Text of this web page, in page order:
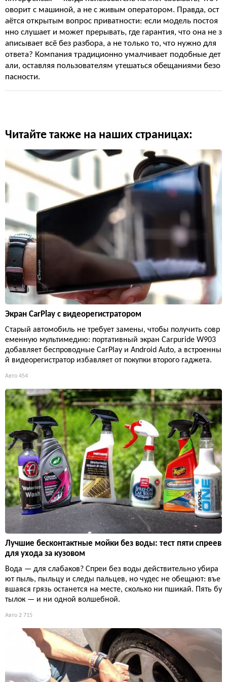
оворит с машиной, а не с живым оператором. Правда, ост
аётся открытым вопрос приватности: если модель постоя
нно слушает и может прерывать, где гарантия, что она не з
аписывает всё без разбора, а не только то, что нужно для
ответа? Компания традиционно умалчивает подобные дет
али, оставляя пользователям утешаться обещаниями безо
пасности.
Читайте также на наших страницах:
Экран CarPlay с видеорегистратором
Старый автомобиль не требует замены, чтобы получить совр
еменную мультимедию: портативный экран Carpuride W903
добавляет беспроводные CarPlay и Android Auto, а встроенны
й видеорегистратор избавляет от покупки второго гаджета.
Авто 454
Лучшие бесконтактные мойки без воды: тест пяти спреев
для ухода за кузовом
Вода — для слабаков? Спреи без воды действительно убира
ют пыль, пыльцу и следы пальцев, но чудес не обещают: въе
вшаяся грязь останется на месте, сколько ни пшикай. Пять бу
тылок — и ни одной волшебной.
Авто 2 715